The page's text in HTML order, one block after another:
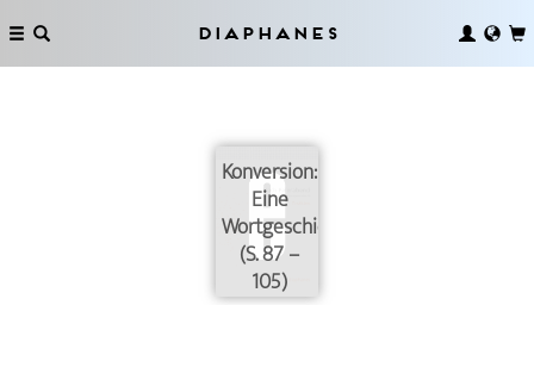
Diaphanes
Konversion:
Eine
Wortgeschichte
(S. 87 –
105)